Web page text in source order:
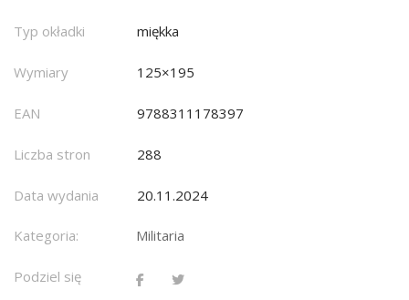
Typ okładki miękka
Wymiary 125×195
EAN 9788311178397
Liczba stron 288
Data wydania 20.11.2024
Kategoria: Militaria
Podziel się